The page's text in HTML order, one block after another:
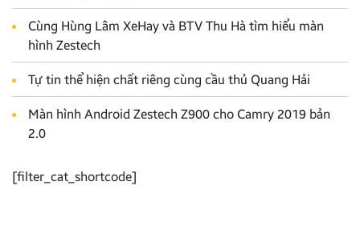
Cùng Hùng Lâm XeHay và BTV Thu Hà tìm hiểu màn
hình Zestech
Tự tin thể hiện chất riêng cùng cầu thủ Quang Hải
Màn hình Android Zestech Z900 cho Camry 2019 bản
2.0
[filter_cat_shortcode]